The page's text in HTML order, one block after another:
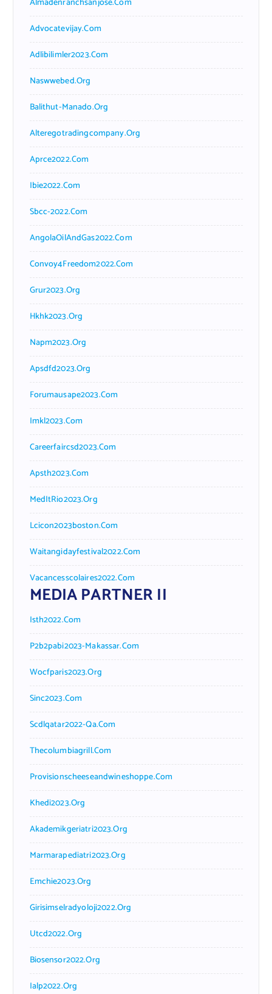
Advocatevijay.com
Adlibilimler2023.com
Naswwebed.org
Balithut-Manado.org
Alteregotradingcompany.org
Aprce2022.com
Ibie2022.com
Sbcc-2022.com
AngolaOilAndGas2022.com
Convoy4Freedom2022.com
Grur2023.org
Hkhk2023.org
Napm2023.org
Apsdfd2023.org
Forumausape2023.com
Imkl2023.com
Careerfaircsd2023.com
Apsth2023.com
MedItRio2023.org
Lcicon2023boston.com
Waitangidayfestival2022.com
Vacancesscolaires2022.com
MEDIA PARTNER II
Isth2022.com
P2b2pabi2023-Makassar.com
Wocfparis2023.org
Sinc2023.com
Scdlqatar2022-Qa.com
Thecolumbiagrill.com
Provisionscheeseandwineshoppe.com
Khedi2023.org
Akademikgeriatri2023.org
Marmarapediatri2023.org
Emchie2023.org
Girisimselradyoloji2022.org
Utcd2022.org
Biosensor2022.org
Ialp2022.org